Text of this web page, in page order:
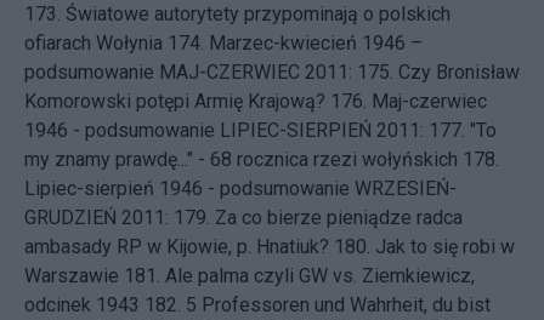
173. Światowe autorytety przypominają o polskich
ofiarach Wołynia 174. Marzec-kwiecień 1946 –
podsumowanie MAJ-CZERWIEC 2011: 175. Czy Bronisław
Komorowski potępi Armię Krajową? 176. Maj-czerwiec
1946 - podsumowanie LIPIEC-SIERPIEŃ 2011: 177. "To
my znamy prawdę..." - 68 rocznica rzezi wołyńskich 178.
Lipiec-sierpień 1946 - podsumowanie WRZESIEŃ-
GRUDZIEŃ 2011: 179. Za co bierze pieniądze radca
ambasady RP w Kijowie, p. Hnatiuk? 180. Jak to się robi w
Warszawie 181. Ale palma czyli GW vs. Ziemkiewicz,
odcinek 1943 182. 5 Professoren und Wahrheit, du bist